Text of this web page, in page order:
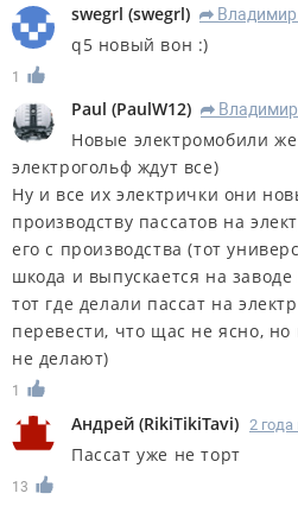
swegrl (swegrl) R Владимир
q5 новый вон :)
1
Paul (PaulW12) R Владимир
Новые электромобили
электрогольф ждут все)
Ну и все их электрички они
производству пассатов на
его с производства (тот
шкода и выпускается на
тот где делали пассат на
перевести, что щас не ясно,
не делают)
1
Андрей (RikiTikiTavi) 2
Пассат уже не торт
13